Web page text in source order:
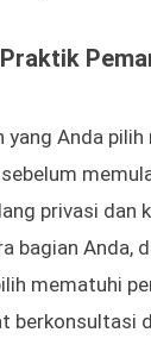
yang Anda
privasi dan
bagian Anda,
mematuhi
berkonsultasi